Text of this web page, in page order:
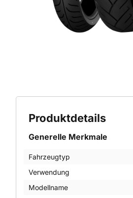
Produktdetails
Generelle Merkmale
Fahrzeugtyp
Verwendung
Modellname